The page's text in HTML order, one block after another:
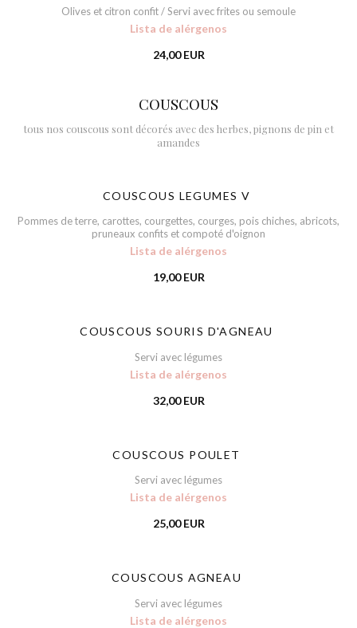
Olives et citron confit / Servi avec frites ou semoule
Lista de alérgenos
24,00 EUR
COUSCOUS
tous nos couscous sont décorés avec des herbes, pignons de pin et
amandes
COUSCOUS LEGUMES V
Pommes de terre, carottes, courgettes, courges, pois chiches, abricots,
pruneaux confits et compoté d'oignon
Lista de alérgenos
19,00 EUR
COUSCOUS SOURIS D'AGNEAU
Servi avec légumes
Lista de alérgenos
32,00 EUR
COUSCOUS POULET
Servi avec légumes
Lista de alérgenos
25,00 EUR
COUSCOUS AGNEAU
Servi avec légumes
Lista de alérgenos